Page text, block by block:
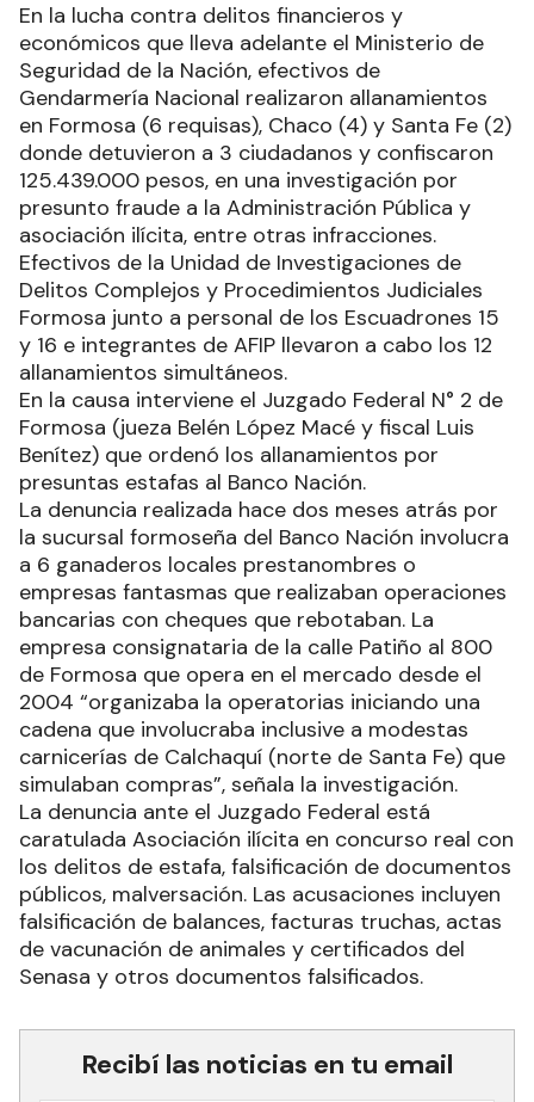
En la lucha contra delitos financieros y
económicos que lleva adelante el Ministerio de
Seguridad de la Nación, efectivos de
Gendarmería Nacional realizaron allanamientos
en Formosa (6 requisas), Chaco (4) y Santa Fe (2)
donde detuvieron a 3 ciudadanos y confiscaron
125.439.000 pesos, en una investigación por
presunto fraude a la Administración Pública y
asociación ilícita, entre otras infracciones.
Efectivos de la Unidad de Investigaciones de
Delitos Complejos y Procedimientos Judiciales
Formosa junto a personal de los Escuadrones 15
y 16 e integrantes de AFIP llevaron a cabo los 12
allanamientos simultáneos.
En la causa interviene el Juzgado Federal N° 2 de
Formosa (jueza Belén López Macé y fiscal Luis
Benítez) que ordenó los allanamientos por
presuntas estafas al Banco Nación.
La denuncia realizada hace dos meses atrás por
la sucursal formoseña del Banco Nación involucra
a 6 ganaderos locales prestanombres o
empresas fantasmas que realizaban operaciones
bancarias con cheques que rebotaban. La
empresa consignataria de la calle Patiño al 800
de Formosa que opera en el mercado desde el
2004 “organizaba la operatorias iniciando una
cadena que involucraba inclusive a modestas
carnicerías de Calchaquí (norte de Santa Fe) que
simulaban compras”, señala la investigación.
La denuncia ante el Juzgado Federal está
caratulada Asociación ilícita en concurso real con
los delitos de estafa, falsificación de documentos
públicos, malversación. Las acusaciones incluyen
falsificación de balances, facturas truchas, actas
de vacunación de animales y certificados del
Senasa y otros documentos falsificados.
Recibí las noticias en tu email